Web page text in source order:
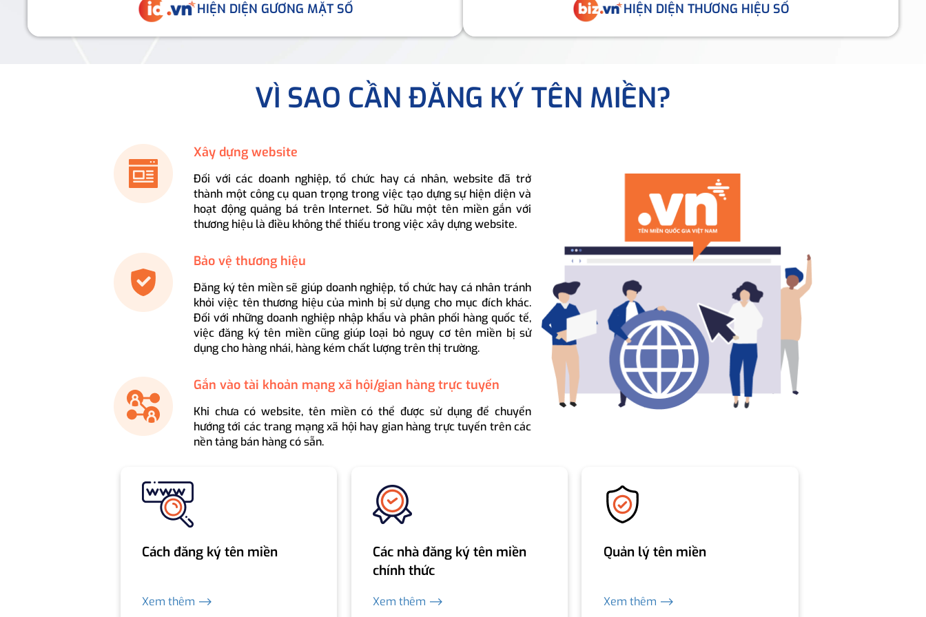
HIỆN DIỆN GƯƠNG MẶT SỐ HIỆN DIỆN THƯƠNG HIỆU SỐ
VÌ SAO CẦN ĐĂNG KÝ TÊN MIỀN?
Xây dựng website
Đối với các doanh nghiệp, tổ chức hay cá nhân, website đã trở
thành một công cụ quan trọng trong việc tạo dựng sự hiện diện và
hoạt động quảng bá trên Internet. Sở hữu một tên miền gắn với
thương hiệu là điều không thể thiếu trong việc xây dựng website.
Bảo vệ thương hiệu
Đăng ký tên miền sẽ giúp doanh nghiệp, tổ chức hay cá nhân tránh
khỏi việc tên thương hiệu của mình bị sử dụng cho mục đích khác.
Đối với những doanh nghiệp nhập khẩu và phân phối hàng quốc tế,
việc đăng ký tên miền cũng giúp loại bỏ nguy cơ tên miền bị sử
dụng cho hàng nhái, hàng kém chất lượng trên thị trường.
Gắn vào tài khoản mạng xã hội/gian hàng trực tuyến
Khi chưa có website, tên miền có thể được sử dụng để chuyển
hướng tới các trang mạng xã hội hay gian hàng trực tuyến trên các
nền tảng bán hàng có sẵn.
Cách đăng ký tên miền
Xem thêm ⟶
Các nhà đăng ký tên miền
chính thức
Xem thêm ⟶
Quản lý tên miền
Xem thêm ⟶